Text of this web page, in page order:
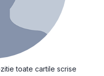
toate cartile scrise